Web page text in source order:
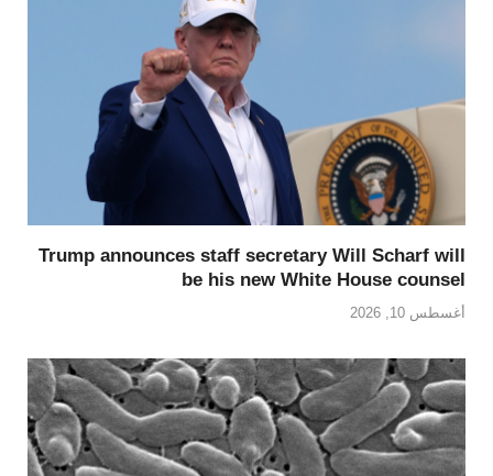
Trump announces staff secretary Will Scharf will
be his new White House counsel
أغسطس 10, 2026